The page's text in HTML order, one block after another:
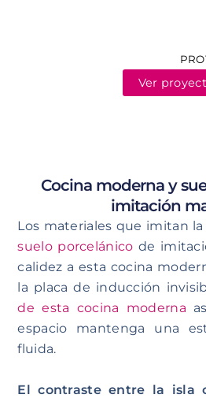
Ver
Cocina moderna y
imitación
Los materiales que imitan
suelo porcelánico de
calidez a esta cocina
la placa de inducción
de esta cocina moderna
espacio mantenga una
fluida.
El contraste entre la isla